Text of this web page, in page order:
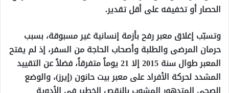
الحصار أو تخفيفه على أقل تقدير.
وتسبّب إغلاق معبر رفح بأزمة إنسانية غير مسبوقة، بسبب
حرمان المرضى والطلبة وأصحاب الحاجة من السفر، إذ لم يفتح
المعبر طوال سنة 2015 إلا 21 يوماً متفرقاً، فضلاً عن التقييد
المشدد لحركة الأفراد على معبر بيت حانون (إيرز)، والوضع